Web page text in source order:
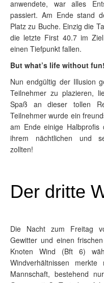
anwendete, war alles
passiert. Am Ende stand
Platz zu Buche. Einzig die
die letzte First 40.7 im
einen Tiefpunkt fallen.
But what’s life without fun!
Nun endgültig der Illusion
Teilnehmer zu plazieren,
Spaß an dieser tollen
Teilnehmer wurde ein
am Ende einige Halbprofis
ihrem nächtlichen und
zollten!
Der dritte
Die Nacht zum Freitag
Gewitter und einen
Knoten Wind (Bft 6)
Windverhältnissen
Mannschaft, bestehend